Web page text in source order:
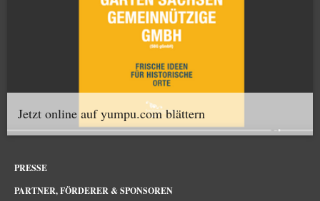
Jetzt online auf yumpu.com blättern
PRESSE
PARTNER, FÖRDERER & SPONSOREN